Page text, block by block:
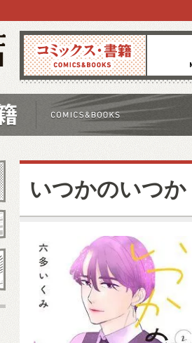
コミックス 雑誌
いつかのいつか